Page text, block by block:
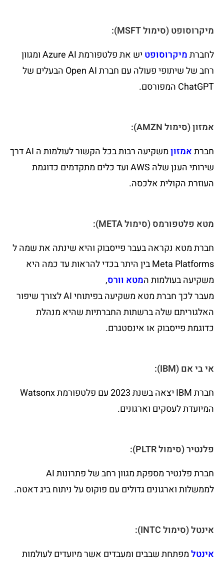
מיקרוסופט (סימול MSFT):
לחברתמיקרוסופט
יש את פלטפורמת Azure AI ומגוון
רחב של שיתופי פעולה עם חברת Open AI הבעלים של
ChatGPT המפורסם.
אמזון (סימול AMZN):
חברתאמזון
משקיעה רבות בכל הקשור לעולמות ה AI דרך
שירותי הענן שלה AWS ועד כלים מתקדמים כדוגמת
העוזרת הקולית אלכסה.
מטא פלטפורמס (סימול META):
חברת מטא נקראה בעבר פייסבוק והיא שינתה את שמה ל
Meta Platforms בין היתר בכדי להראות עד כמה היא
משקיעה בעולמות המטא וורס,
מעבר לכך חברת מטא משקיעה בפיתוחי AI לצורך שיפור
האלגוריתם שלה ברשתות החברתיות שהיא מנהלת
כדוגמת פייסבוק או אינסטגרם.
אי בי אם (IBM):
חברת IBM יצאה בשנת 2023 עם פלטפורמת Watsonx
המיועדת לעסקים וארגונים.
פלנטיר (סימול PLTR):
חברת פלנטיר מספקת מגוון רחב של פתרונות AI
לממשלות וארגונים גדולים עם פוקוס על ניתוח ביג דאטה.
אינטל (סימול INTC):
אינטלמפתחת שבבים ומעבדים אשר מיועדים לעולמות